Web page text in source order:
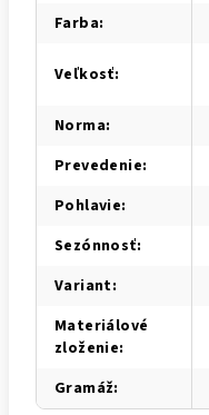
Farba:
Veľkosť:
Norma:
Prevedenie:
Pohlavie:
Sezónnosť:
Variant:
Materiálové
zloženie:
Gramáž: